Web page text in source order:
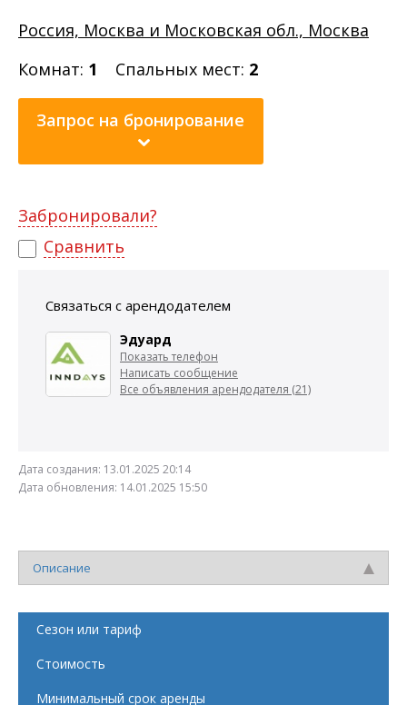
Россия, Москва и Московская обл., Москва
Комнат: 1 Спальных мест: 2
Запрос на бронирование
Забронировали?
Сравнить
Связаться с арендодателем
Эдуард
Показать телефон
Написать сообщение
Все объявления арендодателя (21)
Дата создания: 13.01.2025 20:14
Дата обновления: 14.01.2025 15:50
Описание
Сезон или тариф
Стоимость
Минимальный срок аренды